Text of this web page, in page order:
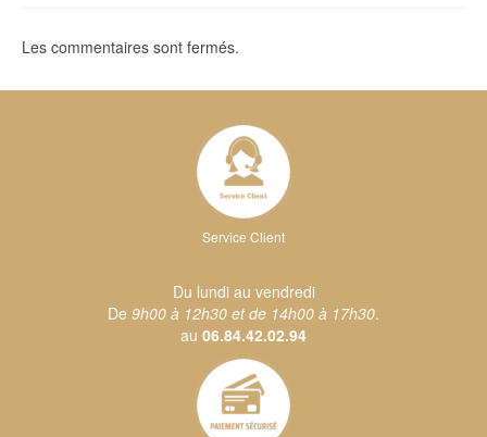
Les commentaires sont fermés.
Service Client
Du lundi au vendredi
De 9h00 à 12h30 et de 14h00 à 17h30.
au 06.84.42.02.94